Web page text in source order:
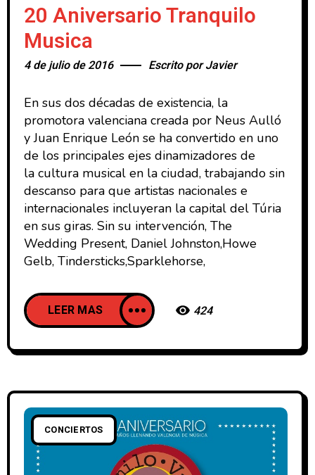
20 Aniversario Tranquilo
Musica
4 de julio de 2016 Escrito porJavier
En sus dos décadas de existencia, la
promotora valenciana creada por Neus Aulló
y Juan Enrique León se ha convertido en uno
de los principales ejes dinamizadores de
la cultura musical en la ciudad, trabajando sin
descanso para que artistas nacionales e
internacionales incluyeran la capital del Túria
en sus giras. Sin su intervención, The
Wedding Present, Daniel Johnston,Howe
Gelb, Tindersticks,Sparklehorse,
LEER MAS 424
CONCIERTOS